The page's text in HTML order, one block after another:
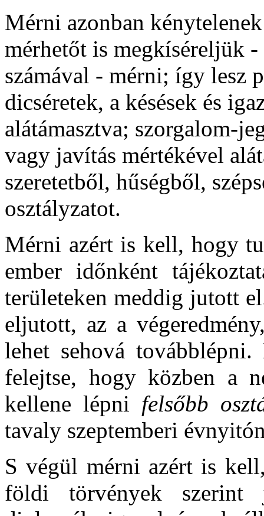
Mérni azonban
mérhetőt is megkíséreljük
számával - mérni; így lesz
dicséretek, a késések és
alátámasztva; szorgalom-
vagy javítás mértékével
szeretetből, hűségből,
osztályzatot.
Mérni azért is kell, hogy
ember időnként
területeken meddig jutott
eljutott, az a
lehet sehová
felejtse, hogy közben a
kellene lépni felsőbb
tavaly szeptemberi
S végül mérni azért is
földi törvények szerint